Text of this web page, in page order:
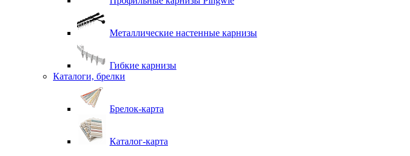
Металлические настенные карнизы
Гибкие карнизы
Каталоги, брелки
Брелок-карта
Каталог-карта